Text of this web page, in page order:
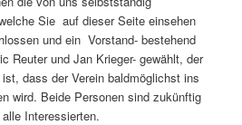
Sie auf dieser Seite einsehen
und ein Vorstand- bestehend
Reuter und Jan Krieger- gewählt, der
dass der Verein baldmöglichst ins
wird. Beide Personen sind zukünftig
Interessierten.